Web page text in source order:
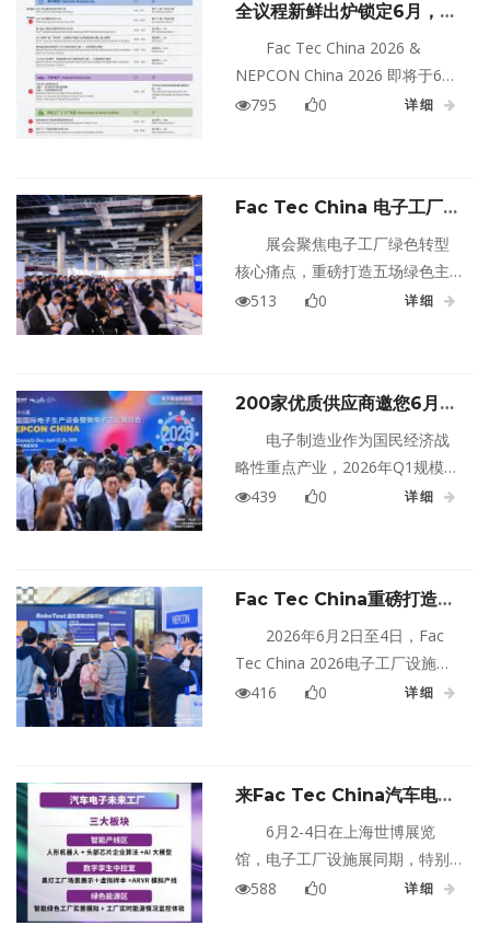
绝，电子工厂节能低碳技术专
区、中国静电防护产业展、节能
降碳技术产品专区、汽车电子绿
色及智慧拆解实景展示区、循环
全议程新鲜出炉锁定6月，遇
见全年难得行业盛宴！3天
20+场重磅会议，解锁电子制
Fac Tec China 2026 &
NEPCON China 2026 即将于6月
2-4日在上海世博展览馆重磅启
厂&工厂设施、国际交流五大核心
方向，打造20+场专业论坛与技能
赛事，汇聚全球专家、行业领袖
与技术先锋，带来最前沿的技术
795 0 详细
Fac Tec China 电子工厂设
施展绿色制造系列论坛即将举
办！
展会聚焦电子工厂绿色转型
核心痛点，重磅打造五场绿色主
题会议，涵盖电子制造、绿色工
垂直行业实践全维度，重点探讨
企业如何构建可持续的绿色制造
体系、如何实现节能降碳与成本
优化、如何打造绿色工厂全链路
碳高质量发展之路。
513 0 详细
200家优质供应商邀您6月2-
4日共赴上海Fac Tec
China电子工厂设施展
电子制造业作为国民经济战
略性重点产业，2026年Q1规模以
上企业营收4.31万亿元
性化、智能化、绿色化也从转型
概念加速迈向规模落地。在这一
趋势下，Fac Tec China电子工厂
设施展，联合同期NEPCON上海
439 0 详细
Fac Tec China重磅打造汽
车电子绿色智造实景展示区！
展示、互动、论坛三管齐下
2026年6月2日至4日，Fac
Tec China 2026电子工厂设施展
电子工厂设施展同期汽车电子专
416 0 详细
来Fac Tec China汽车电子
未来工厂实景展示区，看具身
智能、AR/VR、双碳管理平
台等前沿技术
6月2-4日在上海世博展览
馆，电子工厂设施展同期，特别
设立汽车电子绿色及智慧拆解实
588 0 详细